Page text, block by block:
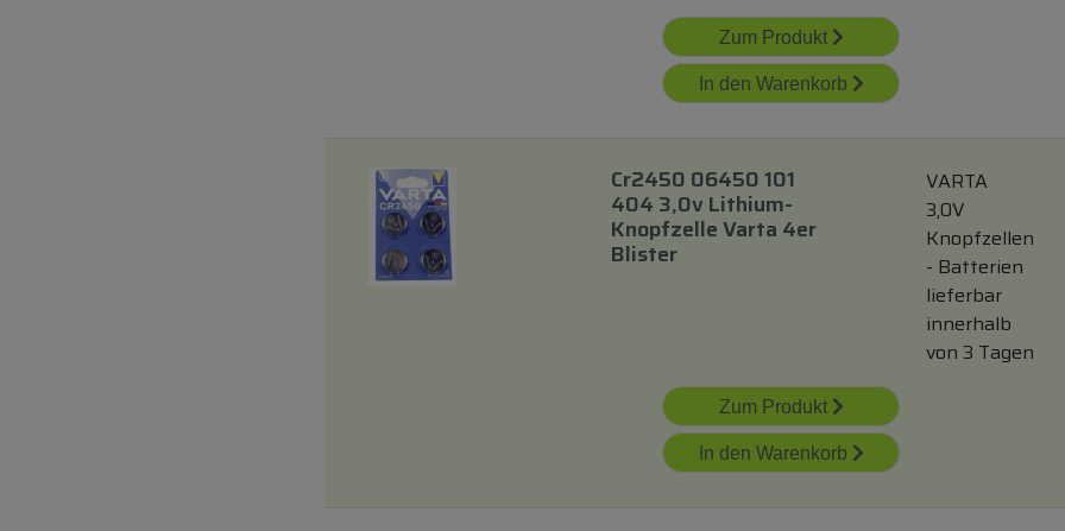
Zum Produkt
In den Warenkorb
Cr2450 06450 101
404 3,0v Lithium-
Knopfzelle Varta 4er
Blister
VARTA
3,0V
Knopfzellen
- Batterien
lieferbar
innerhalb
von 3 Tagen
Zum Produkt
In den Warenkorb